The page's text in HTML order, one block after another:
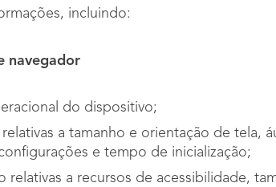
incluindo:
navegador
do dispositivo;
a tamanho e orientação de tela,
e tempo de inicialização;
relativas a recursos de acessibilidade,